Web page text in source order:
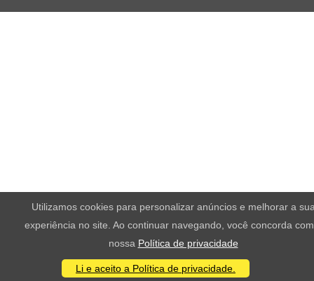
Utilizamos cookies para personalizar anúncios e melhorar a
experiência no site. Ao continuar navegando, você concorda
nossa Política de privacidade
Li e aceito a Política de privacidade.